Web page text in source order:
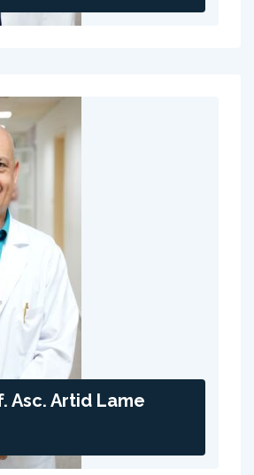
Asc. Artid Lame